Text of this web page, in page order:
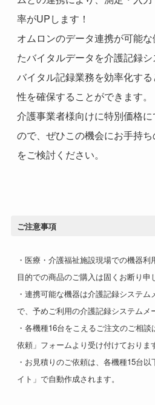
率がUPします！
オムロンのデータ連携が可能
たバイタルデータを介護記録シ
バイタル記録業務を効率化す
性を確保することができます。
介護事業者様向けに特別価格
ので、ぜひこの機会にお手持
をご検討ください。
ご注意事項
・医療・介護福祉施設現場での機器
目的での商品のご購入は固くお断り申
・連携可能な機器は介護記録システ
で、予めご利用の介護記録システムメ
・各機種16台をこえるご注文のご相
依頼」フォームより受け付けておりま
・お見積りのご依頼は、各機種15台
イト」で自動作成されます。